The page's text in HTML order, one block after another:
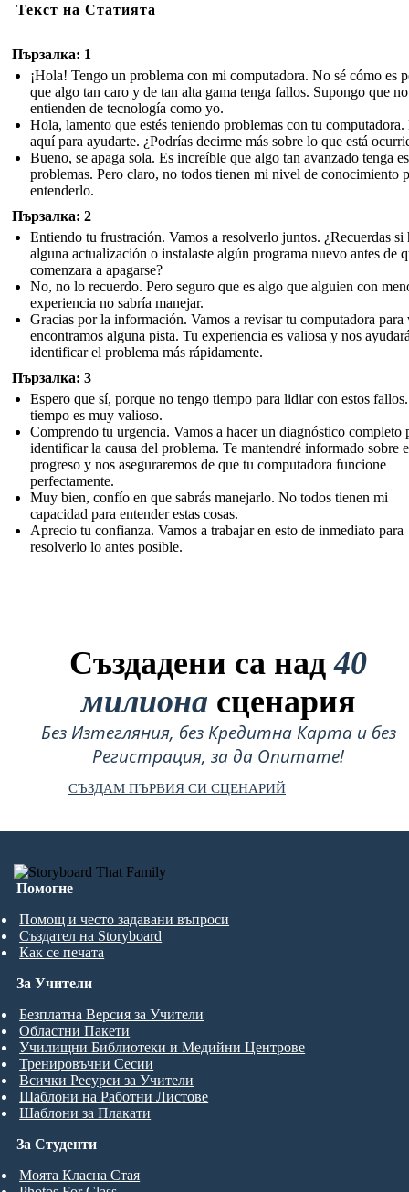
Текст на Статията
Пързалка: 1
¡Hola! Tengo un problema con mi computadora. No sé cómo es
que algo tan caro y de tan alta gama tenga fallos. Supongo que
entienden de tecnología como yo.
Hola, lamento que estés teniendo problemas con tu computadora.
aquí para ayudarte. ¿Podrías decirme más sobre lo que está
Bueno, se apaga sola. Es increíble que algo tan avanzado tenga
problemas. Pero claro, no todos tienen mi nivel de conocimiento
entenderlo.
Пързалка: 2
Entiendo tu frustración. Vamos a resolverlo juntos. ¿Recuerdas si
alguna actualización o instalaste algún programa nuevo antes de
comenzara a apagarse?
No, no lo recuerdo. Pero seguro que es algo que alguien con
experiencia no sabría manejar.
Gracias por la información. Vamos a revisar tu computadora para
encontramos alguna pista. Tu experiencia es valiosa y nos
identificar el problema más rápidamente.
Пързалка: 3
Espero que sí, porque no tengo tiempo para lidiar con estos
tiempo es muy valioso.
Comprendo tu urgencia. Vamos a hacer un diagnóstico completo
identificar la causa del problema. Te mantendré informado sobre
progreso y nos aseguraremos de que tu computadora funcione
perfectamente.
Muy bien, confío en que sabrás manejarlo. No todos tienen mi
capacidad para entender estas cosas.
Aprecio tu confianza. Vamos a trabajar en esto de inmediato para
resolverlo lo antes posible.
Създадени са над40
милиона сценария
Без Изтегляния, без Кредитна Карта и без
Регистрация, за да Опитате!
СЪЗДАМ ПЪРВИЯ СИ СЦЕНАРИЙ
Помогне
Помощ и често задавани въпроси
Създател на Storyboard
Как се печата
За Студенти
Моята Класна Стая
За Учители
Безплатна Версия за Учители
Областни Пакети
Училищни Библиотеки и Медийни Центрове
Тренировъчни Сесии
Всички Ресурси за Учители
Шаблони на Работни Листове
Шаблони за Плакати